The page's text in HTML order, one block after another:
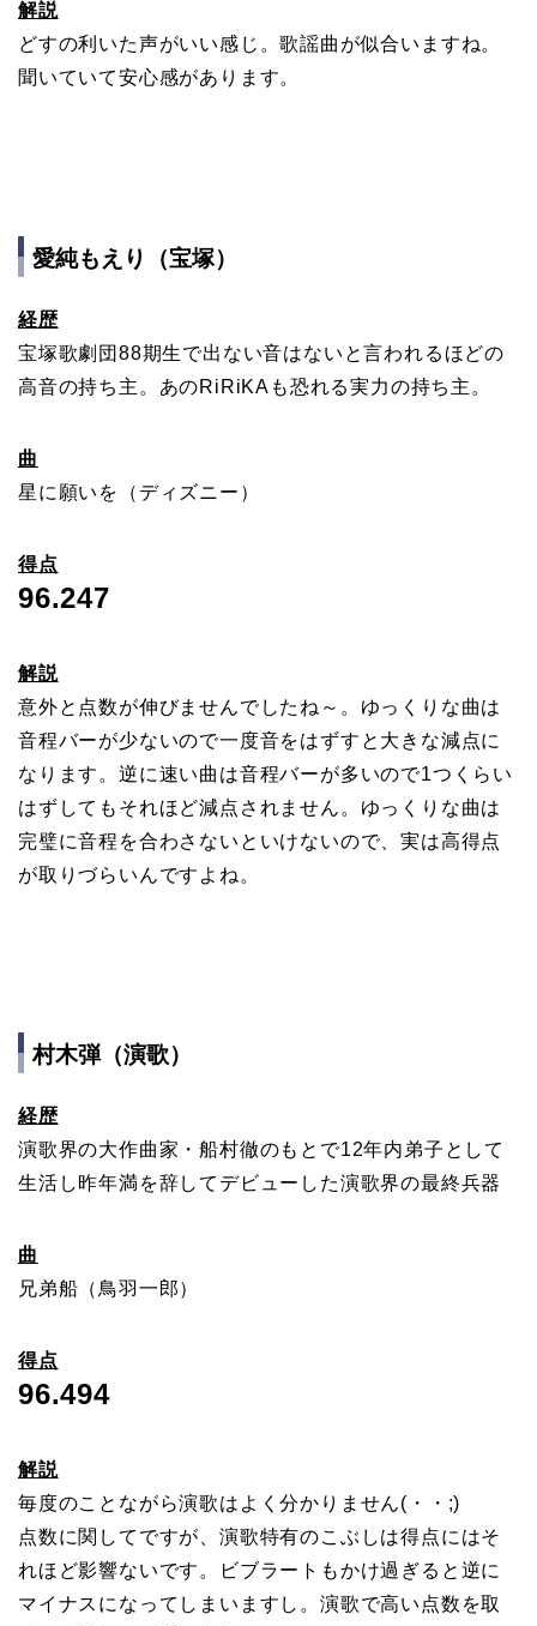
解説
どすの利いた声がいい感じ。歌謡曲が似合いますね。
聞いていて安心感があります。
愛純もえり（宝塚）
経歴
宝塚歌劇団88期生で出ない音はないと言われるほどの
高音の持ち主。あのRiRiKAも恐れる実力の持ち主。
曲
星に願いを（ディズニー）
得点
96.247
解説
意外と点数が伸びませんでしたね～。ゆっくりな曲は
音程バーが少ないので一度音をはずすと大きな減点に
なります。逆に速い曲は音程バーが多いので1つくらい
はずしてもそれほど減点されません。ゆっくりな曲は
完璧に音程を合わさないといけないので、実は高得点
が取りづらいんですよね。
村木弾（演歌）
経歴
演歌界の大作曲家・船村徹のもとで12年内弟子として
生活し昨年満を辞してデビューした演歌界の最終兵器
曲
兄弟船（鳥羽一郎）
得点
96.494
解説
毎度のことながら演歌はよく分かりません(・・;)
点数に関してですが、演歌特有のこぶしは得点にはそ
れほど影響ないです。ビブラートもかけ過ぎると逆に
マイナスになってしまいますし。演歌で高い点数を取